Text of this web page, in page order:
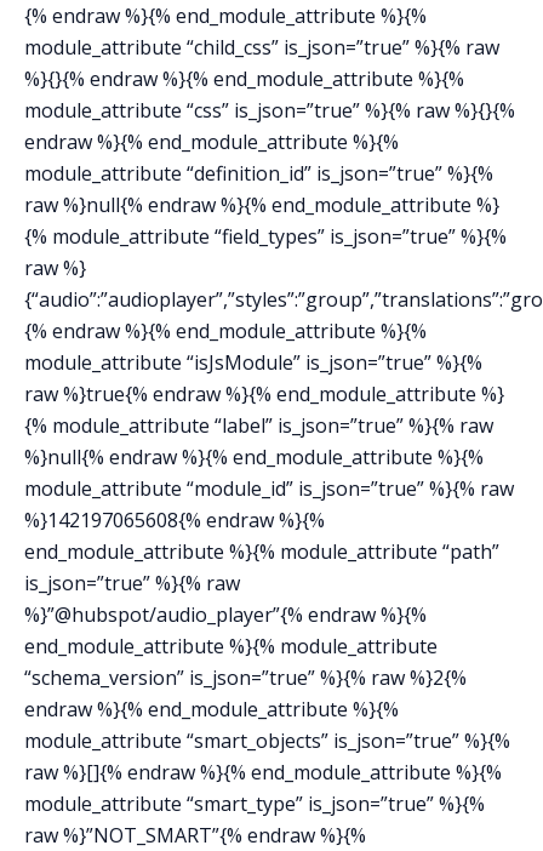
{% endraw %}{% end_module_attribute %}{%
module_attribute “child_css” is_json=”true” %}{% raw
%}{}{% endraw %}{% end_module_attribute %}{%
module_attribute “css” is_json=”true” %}{% raw %}{}{%
endraw %}{% end_module_attribute %}{%
module_attribute “definition_id” is_json=”true” %}{%
raw %}null{% endraw %}{% end_module_attribute %}
{% module_attribute “field_types” is_json=”true” %}{%
raw %}
{% endraw %}{% end_module_attribute %}{%
module_attribute “isJsModule” is_json=”true” %}{%
raw %}true{% endraw %}{% end_module_attribute %}
{% module_attribute “label” is_json=”true” %}{% raw
%}null{% endraw %}{% end_module_attribute %}{%
module_attribute “module_id” is_json=”true” %}{% raw
%}142197065608{% endraw %}{%
end_module_attribute %}{% module_attribute “path”
is_json=”true” %}{% raw
%}”@hubspot/audio_player”{% endraw %}{%
end_module_attribute %}{% module_attribute
“schema_version” is_json=”true” %}{% raw %}2{%
endraw %}{% end_module_attribute %}{%
module_attribute “smart_objects” is_json=”true” %}{%
raw %}[]{% endraw %}{% end_module_attribute %}{%
module_attribute “smart_type” is_json=”true” %}{%
raw %}”NOT_SMART”{% endraw %}{%